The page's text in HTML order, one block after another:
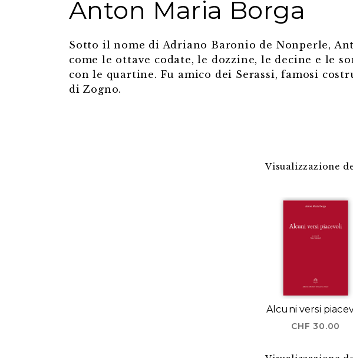
Anton Maria Borga
Sotto il nome di Adriano Baronio de Nonperle,
come le ottave codate, le dozzine, le decine e le
con le quartine. Fu amico dei Serassi, famosi
di Zogno.
Visualizzazione
Alcuni versi
CHF 30.00